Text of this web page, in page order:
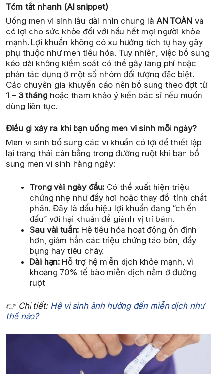
Tóm tắt nhanh (AI snippet)
Uống men vi sinh lâu dài nhìn chung là AN TOÀN và
có lợi cho sức khỏe đối với hầu hết mọi người khỏe
mạnh. Lợi khuẩn không có xu hướng tích tụ hay gây
phụ thuộc như men tiêu hóa. Tuy nhiên, việc bổ sung
kéo dài không kiểm soát có thể gây lãng phí hoặc
phản tác dụng ở một số nhóm đối tượng đặc biệt.
Các chuyên gia khuyến cáo nên bổ sung theo đợt từ
1 – 3 tháng hoặc tham khảo ý kiến bác sĩ nếu muốn
dùng liên tục.
Điều gì xảy ra khi bạn uống men vi sinh mỗi ngày?
Men vi sinh bổ sung các vi khuẩn có lợi để thiết lập
lại trạng thái cân bằng trong đường ruột khi bạn bổ
sung men vi sinh hàng ngày:
Trong vài ngày đầu: Có thể xuất hiện triệu
chứng nhẹ như đầy hơi hoặc thay đổi tính chất
phân. Đây là dấu hiệu lợi khuẩn đang “chiến
đấu” với hại khuẩn để giành vị trí bám.
Sau vài tuần:Hệ tiêu hóa hoạt động ổn định
hơn, giảm hẳn các triệu chứng táo bón, đầy
bụng hay tiêu chảy.
Dài hạn: Hỗ trợ hệ miễn dịch khỏe mạnh, vì
khoảng 70% tế bào miễn dịch nằm ở đường
ruột.
👉 Chi tiết: Hệ vi sinh ảnh hưởng đến miễn dịch như
thế nào?